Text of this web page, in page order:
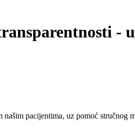
-
pacijentima, uz pomoć stručnog